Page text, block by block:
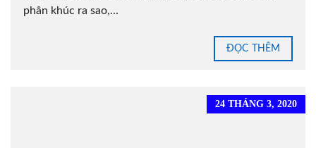
phân khúc ra sao,...
ĐỌC THÊM
24 THÁNG 3, 2020